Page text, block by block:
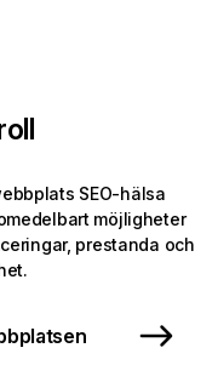
SEO-hälsa
möjligheter
prestanda och